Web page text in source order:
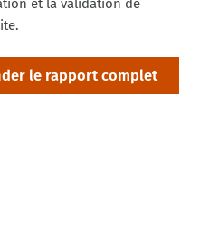
et la validation de
le rapport complet